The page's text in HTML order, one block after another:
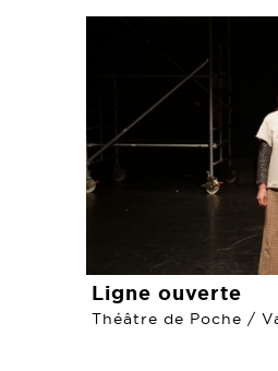
Ligne ouverte
Théâtre de Poche /